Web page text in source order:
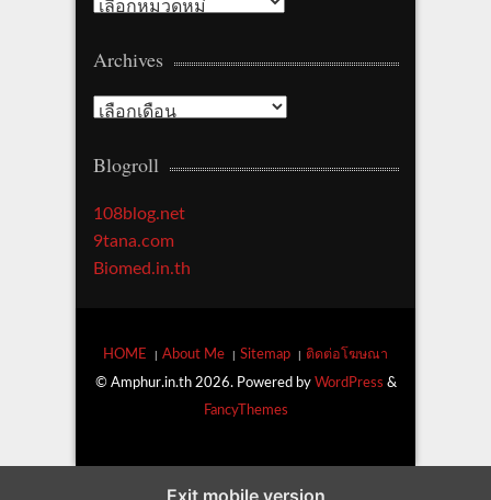
t
g
r
Archives
A
c
i
v
e
Blogroll
108blog.net
9tana.com
Biomed.in.th
HOME About Me Sitemap ติดต่อโฆษณา
© Amphur.in.th 2026. Powered by WordPress &
FancyThemes
Exit mobile version